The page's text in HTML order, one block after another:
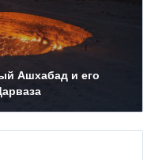
Ашхабад и его